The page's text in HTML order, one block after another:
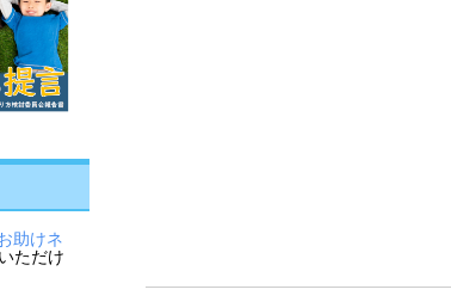
助けネ
ただけ